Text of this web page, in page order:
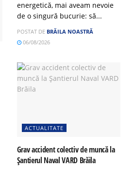
energetică, mai aveam nevoie
de o singură bucurie: să...
POSTAT DE BRĂILA NOASTRĂ
06/08/2026
ACTUALITATE
Grav accident colectiv de muncă la
Șantierul Naval VARD Brăila